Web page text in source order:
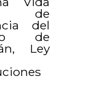
de
del
de
Ley